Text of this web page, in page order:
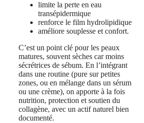
limite la perte en eau
transépidermique
renforce le film hydrolipidique
améliore souplesse et confort.
C’est un point clé pour les peaux
matures, souvent sèches car moins
sécrétrices de sébum. En l’intégrant
dans une routine (pure sur petites
zones, ou en mélange dans un sérum
ou une crème), on apporte à la fois
nutrition, protection et soutien du
collagène, avec un actif naturel bien
documenté.